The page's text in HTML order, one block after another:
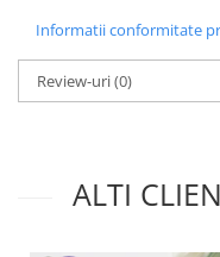
Informatii conformitate
Review-uri(0)
ALTI